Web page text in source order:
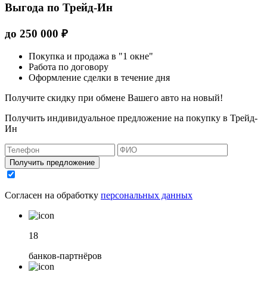
Выгода по Трейд-Ин
до 250 000 ₽
Покупка и продажа в "1 окне"
Работа по договору
Оформление сделки в течение дня
Получите скидку при обмене Вашего авто на новый!
Получить индивидуальное предложение на покупку в Трейд-
Ин
Получить предложение
Согласен на обработку персональных данных
18
банков-партнёров